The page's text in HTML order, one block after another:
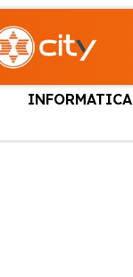
INFORMATICA